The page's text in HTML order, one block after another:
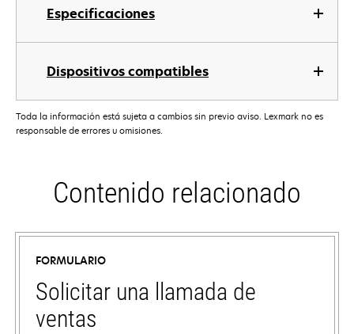
Especificaciones
Dispositivos compatibles
Toda la información está sujeta a cambios sin previo aviso. Lexmark no es
responsable de errores u omisiones.
Contenido relacionado
FORMULARIO
Solicitar una llamada de
ventas